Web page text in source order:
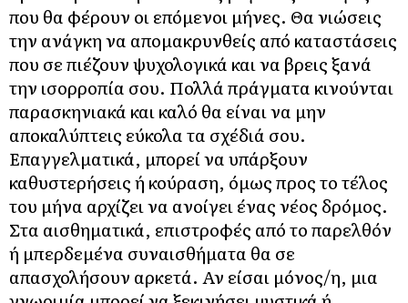
που θα φέρουν οι επόμενοι μήνες. Θα νιώσεις
την ανάγκη να απομακρυνθείς από καταστάσεις
που σε πιέζουν ψυχολογικά και να βρεις ξανά
την ισορροπία σου. Πολλά πράγματα κινούνται
παρασκηνιακά και καλό θα είναι να μην
αποκαλύπτεις εύκολα τα σχέδιά σου.
Επαγγελματικά, μπορεί να υπάρξουν
καθυστερήσεις ή κούραση, όμως προς το τέλος
του μήνα αρχίζει να ανοίγει ένας νέος δρόμος.
Στα αισθηματικά, επιστροφές από το παρελθόν
ή μπερδεμένα συναισθήματα θα σε
απασχολήσουν αρκετά. Αν είσαι μόνος/η, μια